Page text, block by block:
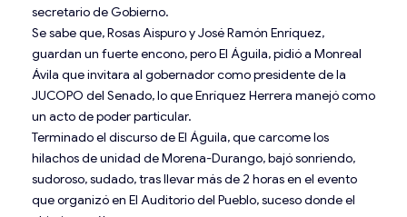
secretario de Gobierno.
Se sabe que, Rosas Aispuro y José Ramón Enríquez,
guardan un fuerte encono, pero El Águila, pidió a Monreal
Ávila que invitara al gobernador como presidente de la
JUCOPO del Senado, lo que Enríquez Herrera manejó como
un acto de poder particular.
Terminado el discurso de El Águila, que carcome los
hilachos de unidad de Morena-Durango, bajó sonriendo,
sudoroso, sudado, tras llevar más de 2 horas en el evento
que organizó en El Auditorio del Pueblo, suceso donde el